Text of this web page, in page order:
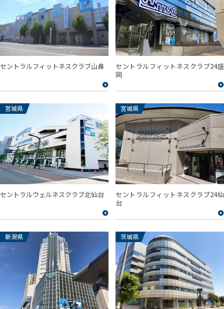
セントラルフィットネスクラブ山鼻
セントラルフィットネスクラブ24盛
岡
宮城県
セントラルウェルネスクラブ北仙台
宮城県
セントラルフィットネスクラブ24仙
台
新潟県 茨城県